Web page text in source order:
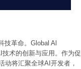
技革命。Global Al
术的创新与应用。作为促
动将汇聚全球AI开发者，